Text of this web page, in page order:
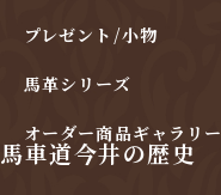
プレゼント/小物
馬革シリーズ
オーダー商品ギャラリー
馬車道今井の歴史